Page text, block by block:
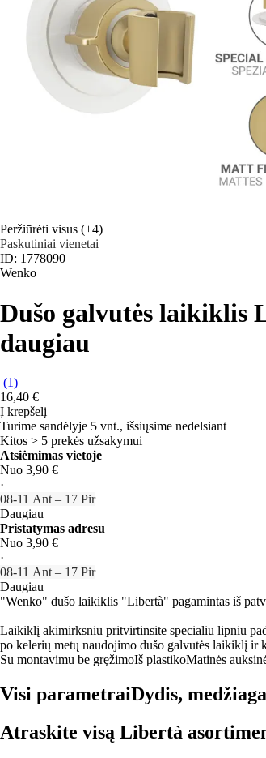
Peržiūrėti visus (+4)
Paskutiniai vienetai
ID: 1778090
Wenko
Dušo galvutės laikiklis
daugiau
(1)
16,40 €
Į krepšelį
Turime sandėlyje 5 vnt., išsiųsime nedelsiant
Kitos > 5 prekės užsakymui
Atsiėmimas vietoje
Nuo 3,90 €
·
08‑11 Ant – 17 Pir
Daugiau
Pristatymas adresu
Nuo 3,90 €
·
08‑11 Ant – 17 Pir
Daugiau
"Wenko" dušo laikiklis "Libertà" pagamintas iš
Laikiklį akimirksniu pritvirtinsite specialiu lipniu
po kelerių metų naudojimo dušo galvutės laikiklį ir
Su montavimu be gręžimoIš plastikoMatinės
Visi parametraiDydis,
Atraskite visą Libertà